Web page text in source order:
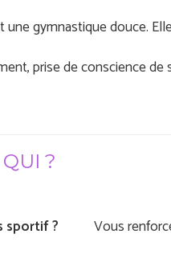
une gymnastique douce.
prise de conscience
?
sportif ? Vous renforcez